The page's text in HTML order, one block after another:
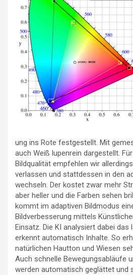
ung ins Rote festgestellt. Mit
auch Weiß lupenrein dargestellt.
Bildqualität empfehlen wir
verlassen und stattdessen in den
wechseln. Der kostet zwar mehr
aber heller und die Farben sehen
kommt im adaptiven Bildmodus
Bildverbesserung mittels
Einsatz. Die KI analysiert dabei das
erkennt automatisch Inhalte. So
natürlichen Hautton und Wiesen
Auch schnelle Bewegungsabläufe
werden automatisch geglättet und